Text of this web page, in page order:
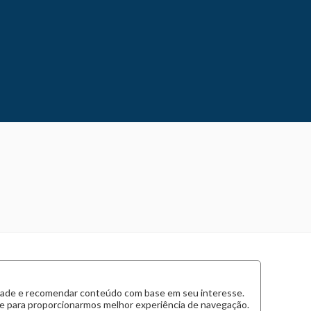
e recomendar conteúdo com base em seu interesse.
proporcionarmos melhor experiência de navegação.